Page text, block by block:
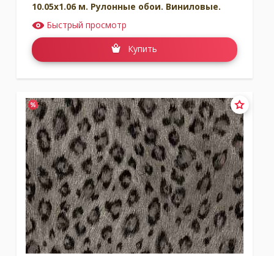
10.05x1.06 м. Рулонные обои. Виниловые.
Быстрый просмотр
Купить